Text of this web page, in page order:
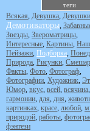
теги
Всякая, Девушка, Девушки
Демотиваторы,
Звезды, Звероматрицы,
Интересные, Картины, Наш
Пейзажи, Подборка,
Природа, Рисунки,
Факты, Фото, Фотограф,
Фотографии, Художник,
Юмор, вкус, всей, всячина,
гармонии, для, дня,
картинках, красе, любой,
природой, работы,
фэнтези